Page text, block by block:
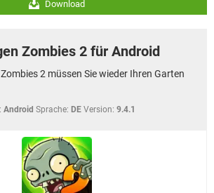
Download
Zombies 2 für Android
2 müssen Sie wieder Ihren Garten
Android Sprache: DE Version: 9.4.1